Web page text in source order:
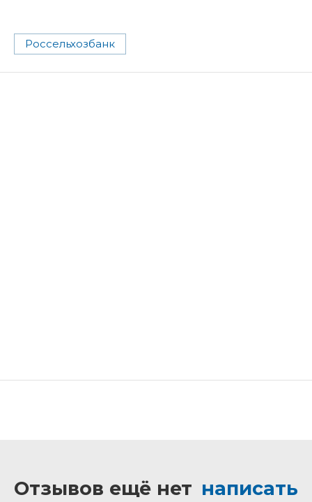
Россельхозбанк
Отзывов ещё нет написать